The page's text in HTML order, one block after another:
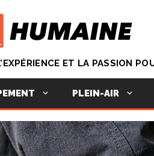
ET LA PASSION
PLEIN-AIR